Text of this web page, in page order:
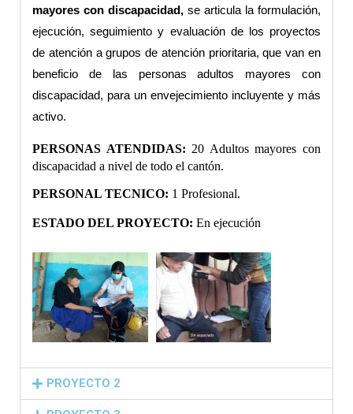
mayores con discapacidad, se articula la formulación,
ejecución, seguimiento y evaluación de los proyectos
de atención a grupos de atención prioritaria, que van en
beneficio de las personas adultos mayores con
discapacidad, para un envejecimiento incluyente y más
activo.
PERSONAS ATENDIDAS: 20 Adultos mayores con
discapacidad a nivel de todo el cantón.
PERSONAL TECNICO: 1 Profesional.
ESTADO DEL PROYECTO: En ejecución
PROYECTO 2